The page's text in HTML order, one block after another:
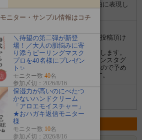
していただいた感想や口コミを自由に表現し
にインスタグラムに写真(画像)を投稿頂け
像)は本人が分かるものをお願いします。
ただいた写真(画像)は弊社公式インスタグ
サイトにて使用させて頂きますので予め
了承のほど宜しくお願い致します。
Instagram
み
ニター・サンプル情報はコチ
＼待望の第二弾が新登
場！／大人の肌悩みに寄
り添うピーリングマスク
プロを40名様にプレゼン
ト✨
モニター数 40名
参加〆切：2026/8/16
保湿力が高いのにべたつ
かないハンドクリーム
「アロエモイスチャー」
★おハガキ返信モニター
様
モニター数 10名
参加〆切：2026/8/16